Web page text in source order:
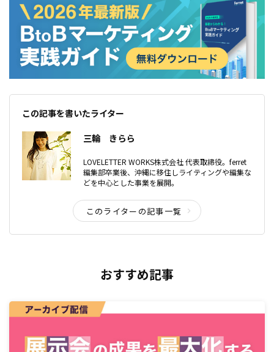
この記事を書いたライター
三輪 きらら
LOVELETTER WORKS株式会社 代表取締役。ferret
編集部卒業後、沖縄に移住しライティングや編集な
どを中心とした事業を展開。
このライターの記事一覧
おすすめ記事